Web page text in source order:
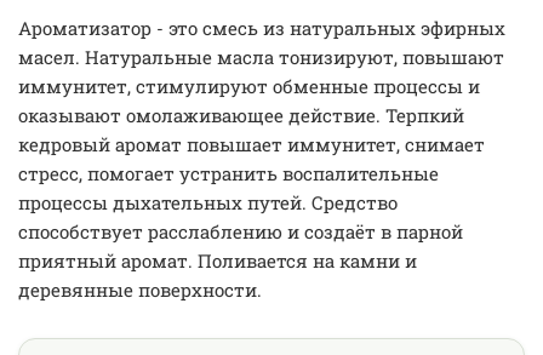
Ароматизатор - это смесь из натуральных эфирных
масел. Натуральные масла тонизируют, повышают
иммунитет, стимулируют обменные процессы и
оказывают омолаживающее действие. Терпкий
кедровый аромат повышает иммунитет, снимает
стресс, помогает устранить воспалительные
процессы дыхательных путей. Средство
способствует расслаблению и создаёт в парной
приятный аромат. Поливается на камни и
деревянные поверхности.